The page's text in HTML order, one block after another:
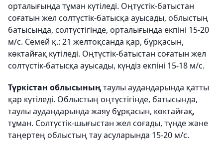
орталығында тұман күтіледі. Оңтүстік-батыстан
соғатын жел солтүстік-батысқа ауысады, облыстың
батысында, солтүстігінде, орталығында екпіні 15-20
м/с. Семей қ.: 21 желтоқсанда қар, бұрқасын,
көктайғақ күтіледі. Оңтүстік-батыстан соғатын жел
солтүстік-батысқа ауысады, күндіз екпіні 15-18 м/с.
Түркістан облысыныңтаулы аудандарында қатты
қар күтіледі. Облыстың оңтүстігінде, батысында,
таулы аудандарында жаяу бұрқасын, көктайғақ,
тұман. Солтүстік-шығыстан жел соғады, түнде және
таңертең облыстың тау асуларында 15-20 м/с.